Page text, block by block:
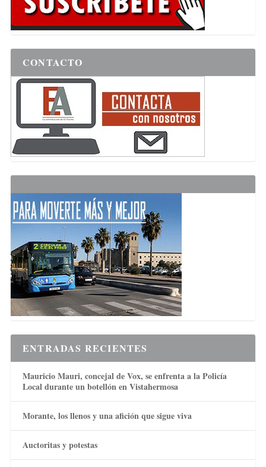
CONTACTO
ENTRADAS RECIENTES
Mauricio Mauri, concejal de Vox, se enfrenta a la Policía
Local durante un botellón en Vistahermosa
Morante, los llenos y una afición que sigue viva
Auctoritas y potestas